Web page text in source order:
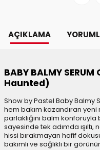
AÇIKLAMA
BABY BALMY
Haunted)
Show by Pastel Baby Balmy
hem bakım kazandıran yeni
parlaklığını balm
sayesinde tek adımda ışıltı,
hissi bırakmayan hafif
bakımlı ve sağlıklı bir